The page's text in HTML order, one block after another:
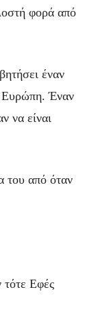
φορά από
έναν
Ευρώπη. Έναν
να είναι
του από όταν
τότε Εφές